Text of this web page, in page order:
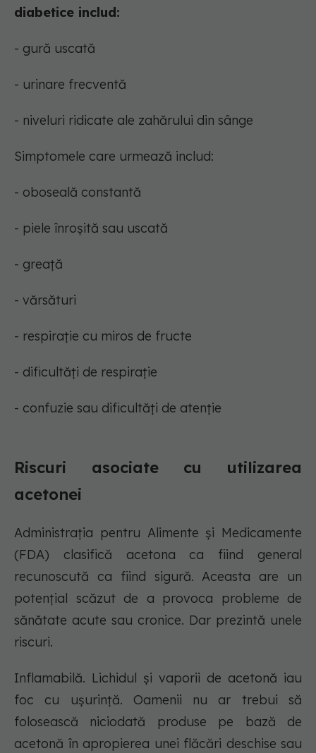
diabetice includ:
- gură uscată
- urinare frecventă
- niveluri ridicate ale zahărului din sânge
Simptomele care urmează includ:
- oboseală constantă
- piele înroșită sau uscată
- greață
- vărsături
- respirație cu miros de fructe
- dificultăți de respirație
- confuzie sau dificultăți de atenție
Riscuri asociate cu utilizarea
acetonei
Administrația pentru Alimente și Medicamente
(FDA) clasifică acetona ca fiind general
recunoscută ca fiind sigură. Aceasta are un
potențial scăzut de a provoca probleme de
sănătate acute sau cronice. Dar prezintă unele
riscuri.
Inflamabilă. Lichidul și vaporii de acetonă iau
foc cu ușurință. Oamenii nu ar trebui să
folosească niciodată produse pe bază de
acetonă în apropierea unei flăcări deschise sau